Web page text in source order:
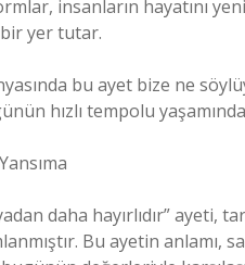
insanların hayatını
bir yer tutar.
bu ayet bize ne
hızlı tempolu
daha hayırlıdır” ayeti,
Bu ayetin anlamı,